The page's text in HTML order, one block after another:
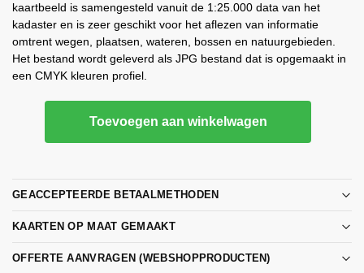
kaartbeeld is samengesteld vanuit de 1:25.000 data van het
kadaster en is zeer geschikt voor het aflezen van informatie
omtrent wegen, plaatsen, wateren, bossen en natuurgebieden.
Het bestand wordt geleverd als JPG bestand dat is opgemaakt in
een CMYK kleuren profiel.
Toevoegen aan winkelwagen
GEACCEPTEERDE BETAALMETHODEN
KAARTEN OP MAAT GEMAAKT
OFFERTE AANVRAGEN (WEBSHOPPRODUCTEN)